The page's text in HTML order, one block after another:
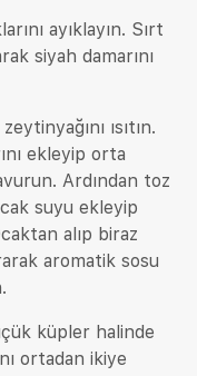
ayıklayın. Sırt
siyah damarını
ısıtın.
ekleyip orta
Ardından toz
suyu ekleyip
alıp biraz
aromatik sosu
küpler halinde
ortadan ikiye